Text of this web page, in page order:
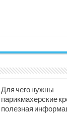
Для чего нужны
парикмахерские
полезная